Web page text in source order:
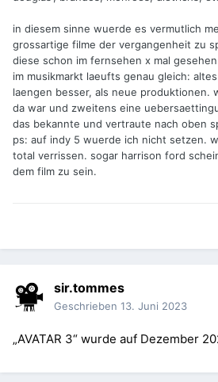
in diesem sinne wuerde es vermutlich
grossartige filme der vergangenheit zu
diese schon im fernsehen x mal
im musikmarkt laeufts genau gleich:
laengen besser, als neue produktionen.
da war und zweitens eine
das bekannte und vertraute nach oben
ps: auf indy 5 wuerde ich nicht setzen.
total verrissen. sogar harrison ford
dem film zu sein.
sir.tommes
Geschrieben 13. Juni 2023
„AVATAR 3“ wurde auf Dezember